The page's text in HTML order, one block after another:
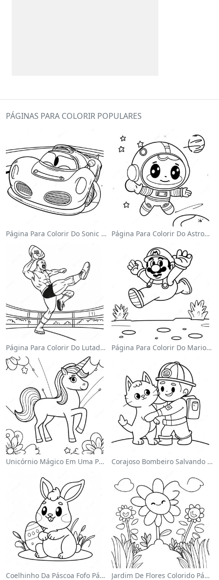
PÁGINAS PARA COLORIR POPULARES
Página Para Colorir Do Sonic Velocista Página Para Colorir Do Astronauta Fofo Flutuando No Espaço
Página Para Colorir Do Lutador Da Wwe Pulando Sobre O Oponente Página Para Colorir Do Mario Pulando Sobre Goombas
Unicórnio Mágico Em Uma Página Para Colorir Arco-Íris Corajoso Bombeiro Salvando Um Gato Página Para Colorir
Coelhinho Da Páscoa Fofo Página Para Colorir Jardim De Flores Colorido Página Para Colorir